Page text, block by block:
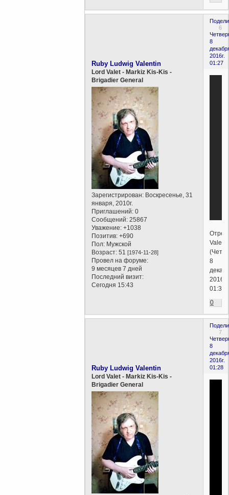
6
8
2016г.
01:27
Ruby Ludwig Valentin
Lord Valet - Markiz Kis-Kis -
Brigadier General
Зарегистрирован: Воскресенье, 31
января, 2010г.
Приглашений: 0
Сообщений: 25867
Уважение: +1038
Позитив: +690
Пол: Мужской
Возраст: 51[1974-11-28]
Провел на форуме:
9 месяцев 7 дней
Последний визит:
Сегодня 15:43
8
2016г.
01:32)
0
7
8
2016г.
01:28
Ruby Ludwig Valentin
Lord Valet - Markiz Kis-Kis -
Brigadier General